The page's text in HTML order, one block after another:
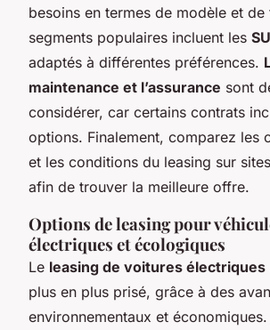
besoins en termes de modèle et de
segments populaires incluent les
adaptés à différentes préférences.
maintenance et l’assurance sont
considérer, car certains contrats
options. Finalement, comparez les
et les conditions du leasing sur
afin de trouver la meilleure offre.
Options de leasing pour
électriques et écologiques
Le leasing de voitures électriques
plus en plus prisé, grâce à des
environnementaux et